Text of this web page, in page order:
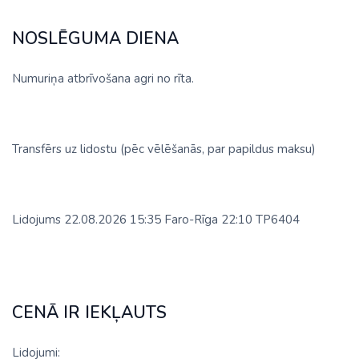
NOSLĒGUMA DIENA
Numuriņa atbrīvošana agri no rīta.
Transfērs uz lidostu (pēc vēlēšanās, par papildus maksu)
Lidojums 22.08.2026 15:35 Faro-Rīga 22:10 TP6404
CENĀ IR IEKĻAUTS
Lidojumi: